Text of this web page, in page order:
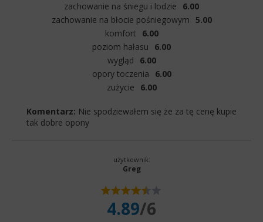
zachowanie na śniegu i lodzie
6.00
zachowanie na błocie pośniegowym 5.00
komfort
6.00
poziom hałasu
6.00
wygląd
6.00
opory toczenia
6.00
zużycie
6.00
Komentarz: Nie spodziewałem się że za tę cenę kupie
tak dobre opony
użytkownik:
Greg
4.89/6